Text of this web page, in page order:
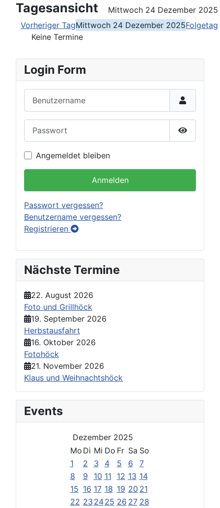
Tagesansicht
Mittwoch 24 Dezember 2025
Vorheriger TagMittwoch 24 Dezember 2025Folgetag
Keine Termine
Login Form
Passwort
Angemeldet bleiben
Anmelden
Passwort vergessen?
Benutzername vergessen?
Registrieren
Nächste Termine
22. August 2026
Foto und Grillhöck
19. September 2026
Herbstausfahrt
16. Oktober 2026
Fotohöck
21. November 2026
Klaus und Weihnachtshöck
Events
Dezember 2025
Mo Di Mi Do Fr Sa So
1
2 3 4 5 6
7
8
9 10 11 12 13 14
15 16 17 18 19 20 21
22 23 2425 26 27 28